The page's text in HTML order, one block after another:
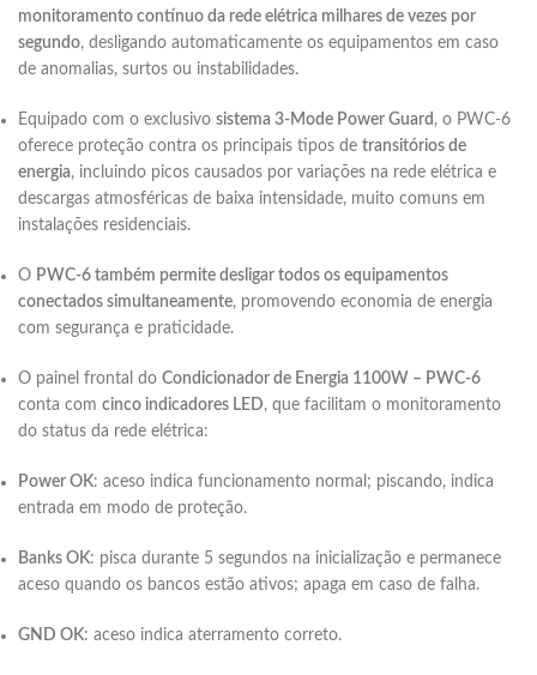
monitoramento contínuo da rede elétrica milhares de vezes por
segundo, desligando automaticamente os equipamentos em caso
de anomalias, surtos ou instabilidades.
Equipado com o exclusivo sistema 3-Mode Power Guard , o PWC-6
oferece proteção contra os principais tipos de transitórios de
energia, incluindo picos causados por variações na rede elétrica e
descargas atmosféricas de baixa intensidade, muito comuns em
instalações residenciais.
O PWC-6 também permite desligar todos os equipamentos
conectados simultaneamente, promovendo economia de energia
com segurança e praticidade.
O painel frontal do Condicionador de Energia 1100W – PWC-6
conta com cinco indicadores LED, que facilitam o monitoramento
do status da rede elétrica:
Power OK: aceso indica funcionamento normal; piscando, indica
entrada em modo de proteção.
Banks OK: pisca durante 5 segundos na inicialização e permanece
aceso quando os bancos estão ativos; apaga em caso de falha.
GND OK: aceso indica aterramento correto.